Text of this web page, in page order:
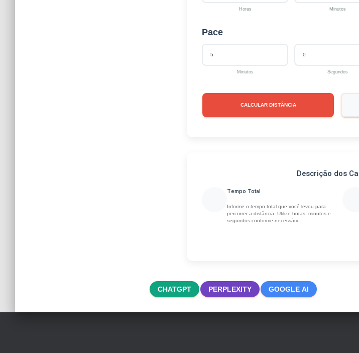
Horas Minutos
Pace
Minutos Segundos
CALCULAR DISTÂNCIA
Descrição dos
Tempo Total
Informe o tempo total que você levou para
percorrer a distância. Utilize horas, minutos e
segundos conforme necessário.
CHATGPT PERPLEXITY GOOGLE AI